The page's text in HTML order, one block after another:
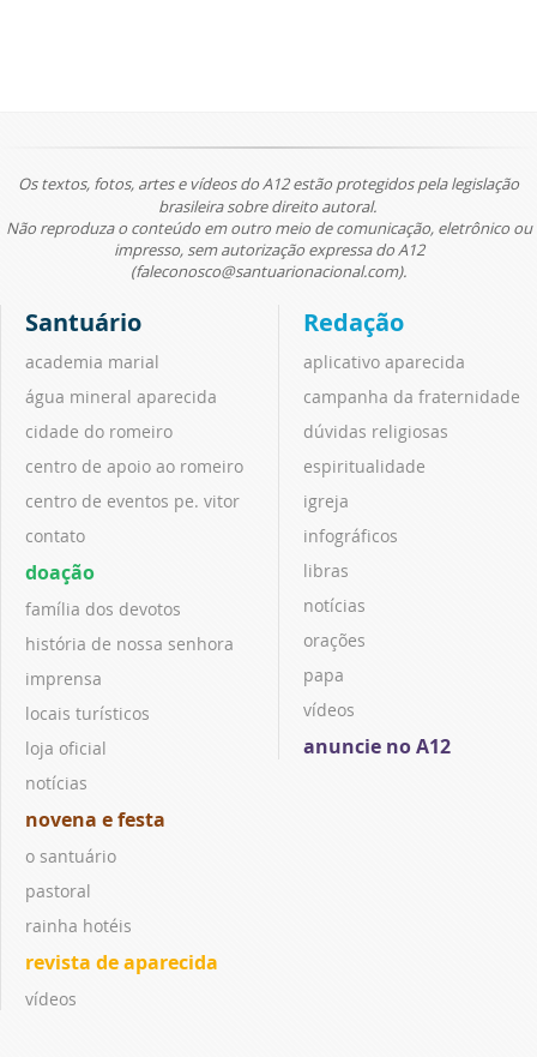
Os textos, fotos, artes e vídeos do A12 estão protegidos pela legislação
brasileira sobre direito autoral.
Não reproduza o conteúdo em outro meio de comunicação, eletrônico ou
impresso, sem autorização expressa do A12
(faleconosco@santuarionacional.com).
Santuário
academia marial
água mineral aparecida
cidade do romeiro
centro de apoio ao romeiro
centro de eventos pe. vitor
contato
doação
família dos devotos
história de nossa senhora
imprensa
locais turísticos
loja oficial
notícias
novena e festa
o santuário
pastoral
rainha hotéis
revista de aparecida
vídeos
Redação
aplicativo aparecida
campanha da fraternidade
dúvidas religiosas
espiritualidade
igreja
infográficos
libras
notícias
orações
papa
vídeos
anuncie no A12